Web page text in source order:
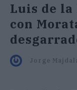
Luis de la
con
Jorge